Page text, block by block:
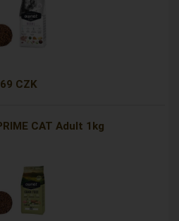
CZK
CAT Adult 1kg